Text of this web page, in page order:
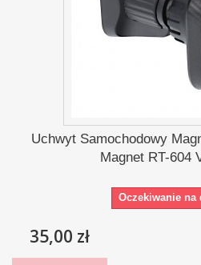
Uchwyt Samochodowy
Magnet RT-604
Oczekiwanie na
35,00 zł